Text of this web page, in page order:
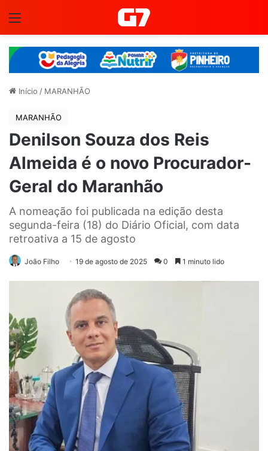
Início / MARANHÃO
MARANHÃO
Denilson Souza dos Reis
Almeida é o novo Procurador-
Geral do Maranhão
A nomeação foi publicada na edição desta
segunda-feira (18) do Diário Oficial, com data
retroativa a 15 de agosto
João Filho 19 de agosto de 2025 0 1 minuto lido